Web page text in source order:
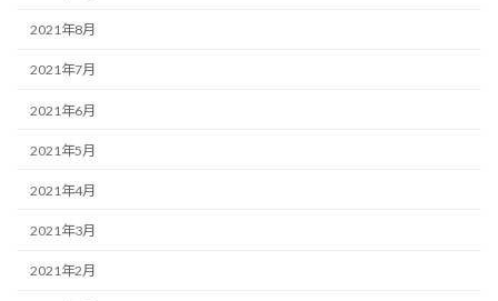
2021年8月
2021年7月
2021年6月
2021年5月
2021年4月
2021年3月
2021年2月